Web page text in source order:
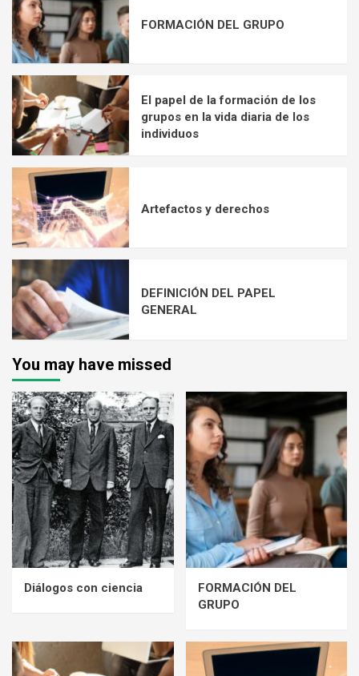
FORMACIÓN DEL GRUPO
El papel de la formación de los
grupos en la vida diaria de los
individuos
Artefactos y derechos
DEFINICIÓN DEL PAPEL
GENERAL
You may have missed
Diálogos con ciencia
FORMACIÓN DEL
GRUPO